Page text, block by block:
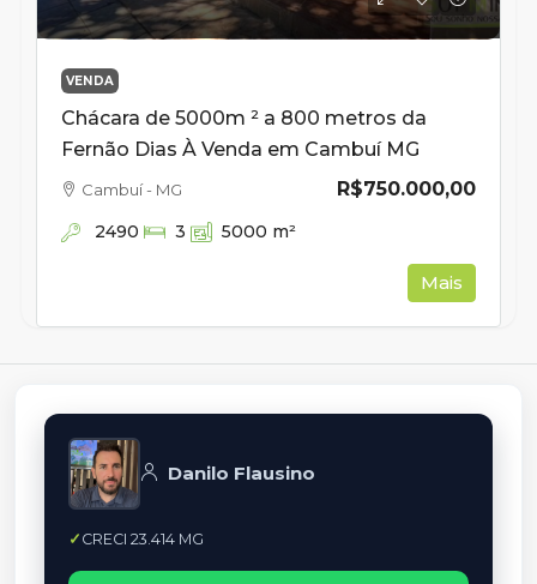
VENDA
Chácara de 5000m ² a 800 metros da
Fernão Dias À Venda em Cambuí MG
R$750.000,00
Cambuí - MG
2490 3 5000 m²
Mais
Danilo Flausino
CRECI 23.414 MG